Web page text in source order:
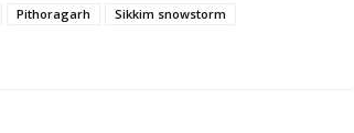
Pithoragarh
Sikkim snowstorm